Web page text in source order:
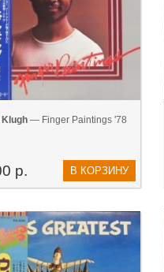
Klugh — Finger Paintings '78
р. В КОРЗИНУ